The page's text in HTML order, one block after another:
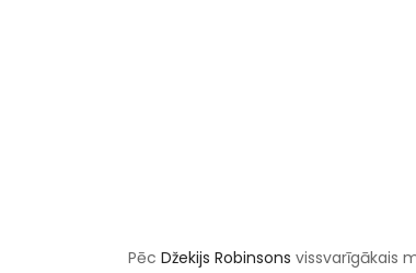
Pēc Džekijs Robinsons vissvarīgākais